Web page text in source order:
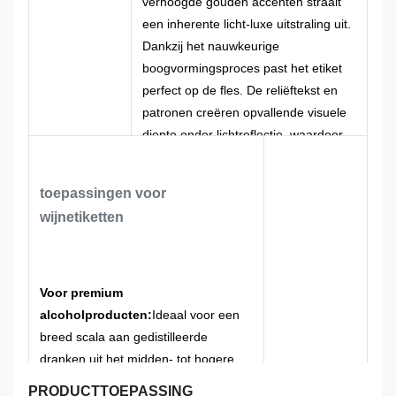
een inherente licht-luxe uitstraling uit.
Dankzij het nauwkeurige
boogvormingsproces past het etiket
perfect op de fles. De reliëftekst en
patronen creëren opvallende visuele
diepte onder lichtreflectie, waardoor
producten zich onderscheiden van de
kleurenschema's en procesdetails die
passen bij uw merkidentiteit. Of het nu
gaat om premium sterke dranken,
toepassingen voor
wijnetiketten
Voor premium
alcoholproducten:Ideaal voor een
breed scala aan gedistilleerde
dranken uit het midden- tot hogere
PRODUCTTOEPASSING